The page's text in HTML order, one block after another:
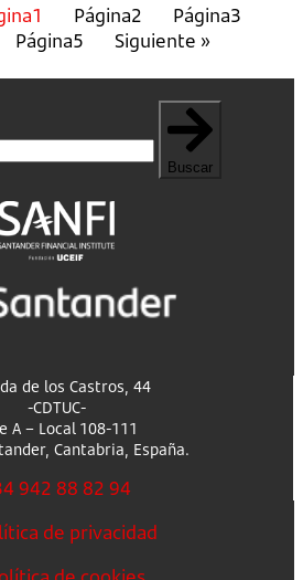
1 Página2 Página3
Página5 Siguiente »
Buscar
de los Castros, 44
-CDTUC-
A – Local 108-111
Cantabria, España.
942 88 82 94
de privacidad